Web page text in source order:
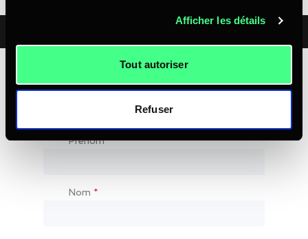
Afficher les détails
Tout autoriser
Refuser
DEMANDE DE
RENSEIGNEMENTS
Prénom*
Nom *